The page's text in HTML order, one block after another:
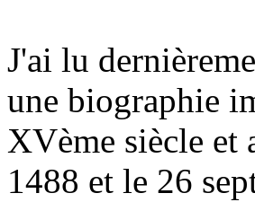
J'ai lu
une biographie
XVème siècle et
1488 et le 26